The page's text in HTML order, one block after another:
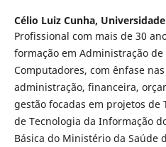
Célio Luiz Cunha,
Profissional com mais de 30
formação em Administração
Computadores, com ênfase
administração, financeira,
gestão focadas em projetos de
de Tecnologia da Informação
Básica do Ministério da Saúde